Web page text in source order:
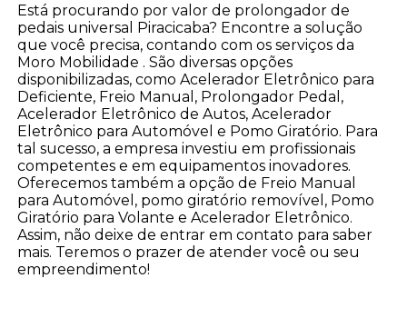
Está procurando por valor de prolongador de
pedais universal Piracicaba? Encontre a solução
que você precisa, contando com os serviços da
Moro Mobilidade . São diversas opções
disponibilizadas, como Acelerador Eletrônico para
Deficiente, Freio Manual, Prolongador Pedal,
Acelerador Eletrônico de Autos, Acelerador
Eletrônico para Automóvel e Pomo Giratório. Para
tal sucesso, a empresa investiu em profissionais
competentes e em equipamentos inovadores.
Oferecemos também a opção de Freio Manual
para Automóvel, pomo giratório removível, Pomo
Giratório para Volante e Acelerador Eletrônico.
Assim, não deixe de entrar em contato para saber
mais. Teremos o prazer de atender você ou seu
empreendimento!